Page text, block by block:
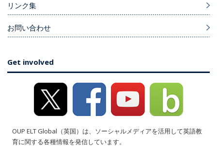
リンク集
お問い合わせ
Get involved
OUP ELT Global（英国）は、ソーシャルメディアを活用して英語教
育に関する各種情報を発信しています。